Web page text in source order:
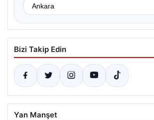
Bizi Takip Edin
Yan Manşet